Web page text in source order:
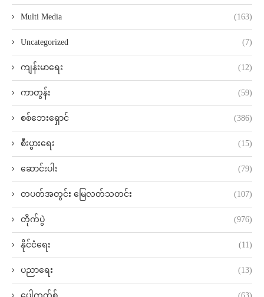
Multi Media (163)
Uncategorized (7)
ကျန်းမာရေး (12)
ကာတွန်း (59)
စစ်ဘေးရှောင် (386)
စီးပွားရေး (15)
ဆောင်းပါး (79)
တပတ်အတွင်း မြေလတ်သတင်း (107)
တိုက်ပွဲ (976)
နိုင်ငံရေး (11)
ပညာရေး (13)